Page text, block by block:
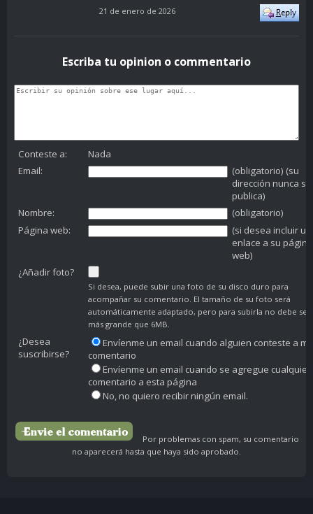
21 de enero de 2026
Escriba tu opinion o commentario
Conteste a:
Nada
Email:
(obligatorio) (su
dirección nunca se
publica)
Nombre:
(obligatorio)
Página web:
(si desea incluir un
enlace a su página
web)
¿Añadir foto?
Si desea, puede subir una foto de su disco duro para
acompañar su comentario. El tamaño de su foto será
automáticamente adaptado, pero para subirla no debe ser
más grande que 6MB.
¿Desea
suscribirse?
Envíenme un email cuando alguien conteste a mi
comentario
Envíenme un email cuando se agregue cualquier
comentario a esta página
No, no quiero recibir ningún email.
Por problemas con spam, su comentario
no aparecerá hasta que haya sido aprobado.